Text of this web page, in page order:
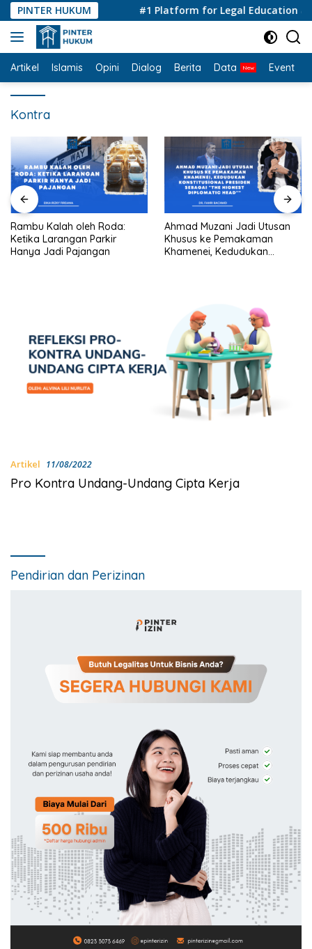
Langsung
ke
konten
PINTER HUKUM #1 Platform for Legal Education and
Artikel Islamis Opini Dialog Berita Data Event
Kontra
Rambu Kalah oleh Roda:
Ketika Larangan Parkir
Hanya Jadi Pajangan
Ahmad Muzani Jadi Utusan
Khusus ke Pemakaman
Khamenei, Kedudukan
Artikel 11/08/2022
Pro Kontra Undang-Undang Cipta Kerja
Pendirian dan Perizinan